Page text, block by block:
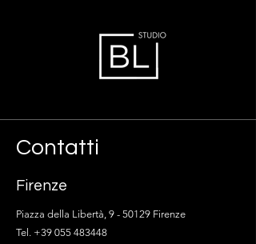
Contatti
Firenze
Piazza della Libertà, 9 - 50129 Firenze
Tel. +39 055 483448